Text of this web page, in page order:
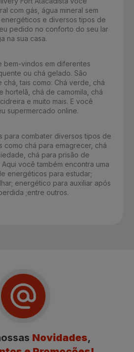
com gás, água mineral sem
e diversos tipos de
pedido no conforto do seu lar
na sua casa.
bem-vindos em diferentes
ou chá gelado. São
tais como: Chá verde, chá
hortelã, chá de camomila, chá
e muito mais. E você
supermercado online.
para combater diversos tipos de
como chá para emagrecer, chá
chá para prisão de
você também encontra uma
energéticos para estudar;
energético para auxiliar após
;entre outros.
Novidades,